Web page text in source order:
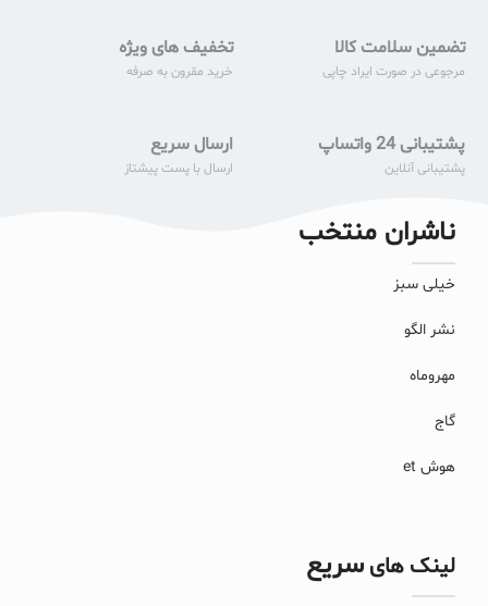
تضمین سلامت کالا
مرجوعی در صورت ایراد چاپی
تخفیف های ویژه
خرید مقرون به صرفه
پشتیبانی 24 واتساپ
پشتیبانی آنلاین
ارسال سریع
ارسال با پست پیشتاز
ناشران منتخب
خیلی سبز
نشر الگو
مهروماه
گاج
هوش et
لینک های سریع